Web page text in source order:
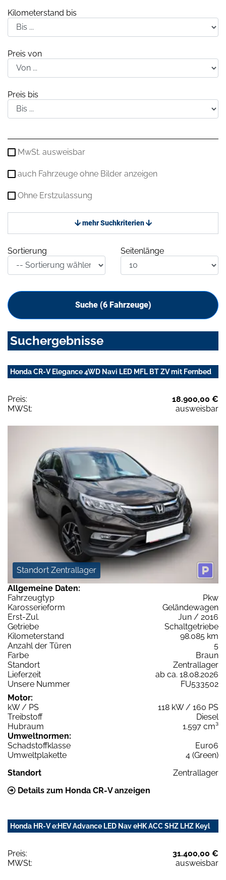
Kilometerstand bis
Preis von
Preis bis
MwSt. ausweisbar
auch Fahrzeuge ohne Bilder anzeigen
Ohne Erstzulassung
mehr Suchkriterien
Sortierung Seitenlänge
Suche (6Fahrzeuge)
Suchergebnisse
Honda CR-V Elegance 4WD Navi LED MFL BT ZV mit Fernbed
Preis:
18.900,00 €
MWSt:
ausweisbar
Standort Zentrallager
Allgemeine Daten:
Fahrzeugtyp
Pkw
Karosserieform
Geländewagen
Erst-Zul.
Jun / 2016
Getriebe
Schaltgetriebe
Kilometerstand
98.085 km
Anzahl der Türen
5
Farbe
Braun
Standort
Zentrallager
Lieferzeit
ab ca. 18.08.2026
Unsere Nummer
FU533502
Motor:
kW / PS
118 kW / 160 PS
Treibstoff
Diesel
Hubraum
1.597 cm³
Umweltnormen:
Schadstoffklasse
Euro6
Umweltplakette
4 (Green)
Standort
Zentrallager
Details zum Honda CR-V anzeigen
Honda HR-V e:HEV Advance LED Nav eHK ACC SHZ LHZ Keyl
Preis:
31.400,00 €
MWSt:
ausweisbar